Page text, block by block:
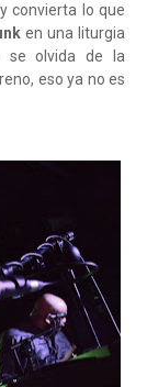
convierta lo que
en una liturgia
se olvida de la
eso ya no es